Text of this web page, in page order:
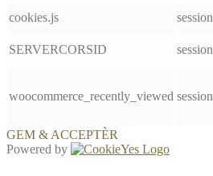
cookies.js
session
SERVERCORSID
session
woocommerce_recently_viewed session
GEM & ACCEPTÈR
Powered by